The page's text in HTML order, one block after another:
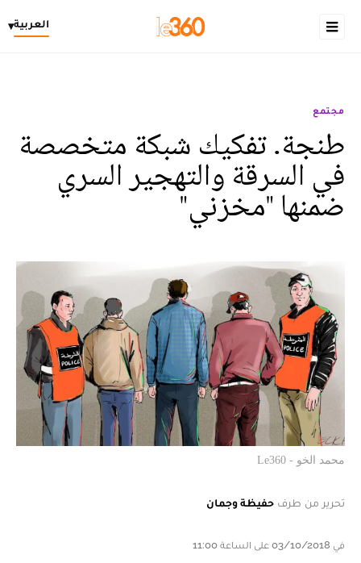
العربية▾
مجتمع
طنجة. تفكيك شبكة متخصصة
في السرقة والتهجير السري
ضمنها "مخزني"
محمد الخو - Le360
تحرير من طرف حفيظة وجمان
في 03/10/2018 على الساعة 11:00